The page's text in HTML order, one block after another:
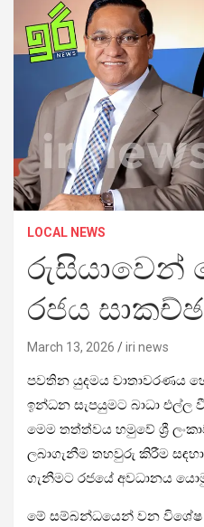
LOCAL NEWS
රුසියාවෙන්
රජය
March 13, 2026 iri news
පවතින යුදමය වාතාවරණය
ඉන්ධන සැපයුමට බාධා එල්ල
මෙම තත්ත්වය හමුවේ ශ්‍රී
ලබාගැනීම තහවුරු කිරීම
ගැනීමට රජයේ අවධානය
මේ සම්බන්ධයෙන් වන විශේෂ